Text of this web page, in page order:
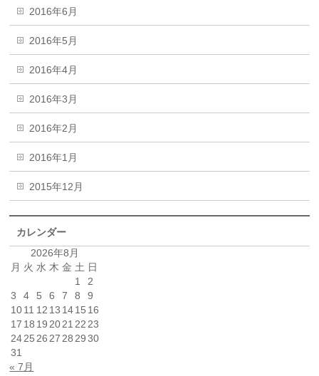
2016年6月
2016年5月
2016年4月
2016年3月
2016年2月
2016年1月
2015年12月
カレンダー
2026年8月
月 火 水 木 金 土 日
1
2
3
4 5 6 7 8
9
1011 12 13 1415 16
17 18 19 2021 22 23
2425 26 27 28 29 30
31
« 7月